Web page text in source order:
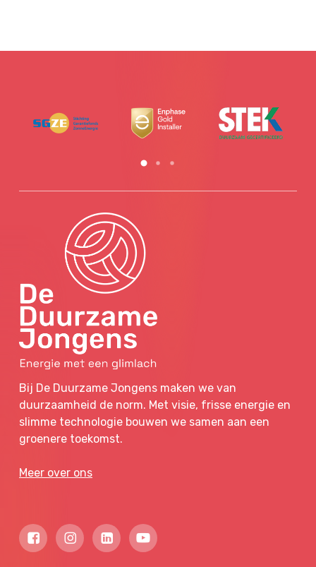
Bij De Duurzame Jongens maken we van
duurzaamheid de norm. Met visie, frisse energie en
slimme technologie bouwen we samen aan een
groenere toekomst.
Meer over ons